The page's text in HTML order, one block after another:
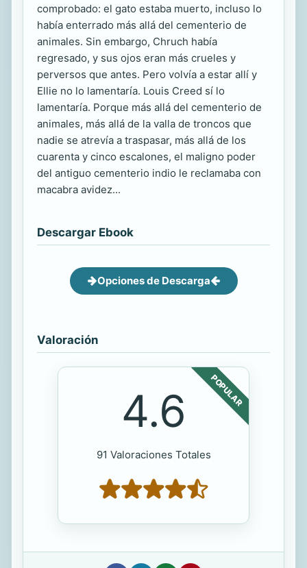
comprobado: el gato estaba muerto, incluso lo
había enterrado más allá del cementerio de
animales. Sin embargo, Chruch había
regresado, y sus ojos eran más crueles y
perversos que antes. Pero volvía a estar allí y
Ellie no lo lamentaría. Louis Creed sí lo
lamentaría. Porque más allá del cementerio de
animales, más allá de la valla de troncos que
nadie se atrevía a traspasar, más allá de los
cuarenta y cinco escalones, el maligno poder
del antiguo cementerio indio le reclamaba con
macabra avidez...
Descargar Ebook
Opciones de Descarga
Valoración
POPULAR
4.6
91 Valoraciones Totales